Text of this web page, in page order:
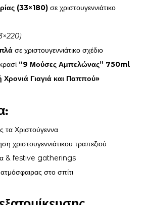
(33×180) σε χριστουγεννιάτικο
σε χριστουγεννιάτικο σχέδιο
“9 Μούσες Αμπελώνας” 750ml
Χρονιά Γιαγιά και Παππού»
Χριστούγεννα
χριστουγεννιάτικου τραπεζιού
& festive gatherings
στο σπίτι